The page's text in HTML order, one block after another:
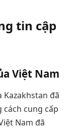
tin cập
Việt Nam
Kazakhstan đã
cung cấp
Nam đã